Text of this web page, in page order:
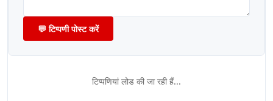
💬 टिप्पणी पोस्ट करें
टिप्पणियां लोड की जा रही हैं...